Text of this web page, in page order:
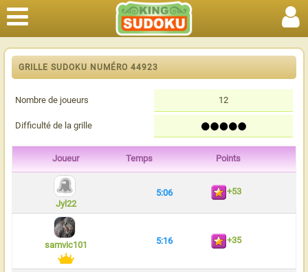
GRILLE SUDOKU NUMÉRO 44923
Nombre de joueurs 12
Difficulté de la grille
Joueur Temps Points
Jyl22
5:06 +53
samvic101 5:16 +35